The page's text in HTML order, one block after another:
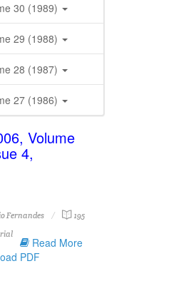
30 (1989)
29 (1988)
28 (1987)
27 (1986)
Volume
4,
Fernandes
195
Read More
PDF